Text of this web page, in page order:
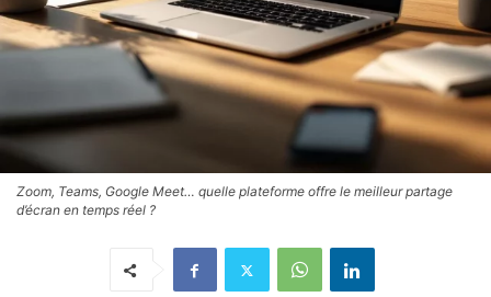
Zoom, Teams, Google Meet… quelle plateforme offre le meilleur partage
d’écran en temps réel ?